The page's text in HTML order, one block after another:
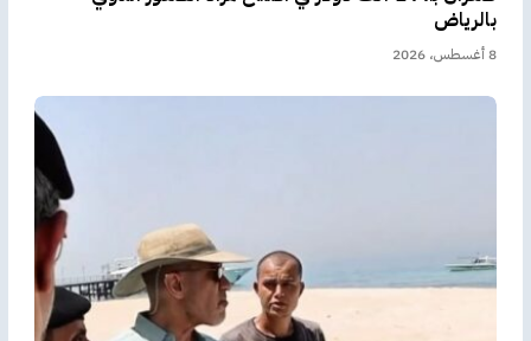
بالرياض
8 أغسطس، 2026